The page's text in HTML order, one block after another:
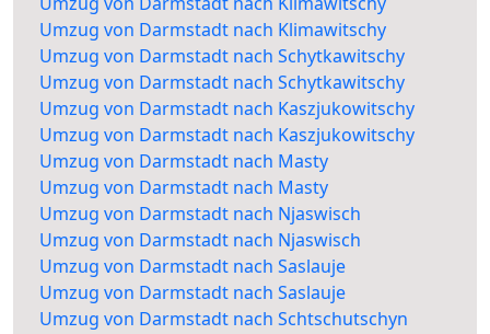
Umzug von Darmstadt nach Klimawitschy
Umzug von Darmstadt nach Schytkawitschy
Umzug von Darmstadt nach Schytkawitschy
Umzug von Darmstadt nach Kaszjukowitschy
Umzug von Darmstadt nach Kaszjukowitschy
Umzug von Darmstadt nach Masty
Umzug von Darmstadt nach Masty
Umzug von Darmstadt nach Njaswisch
Umzug von Darmstadt nach Njaswisch
Umzug von Darmstadt nach Saslauje
Umzug von Darmstadt nach Saslauje
Umzug von Darmstadt nach Schtschutschyn